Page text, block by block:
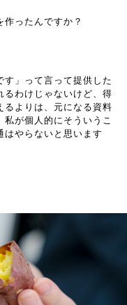
作ったんですか？
す」って言って提供した
るわけじゃないけど、得
るよりは、元になる資料
が個人的にそういうこ
はやらないと思います